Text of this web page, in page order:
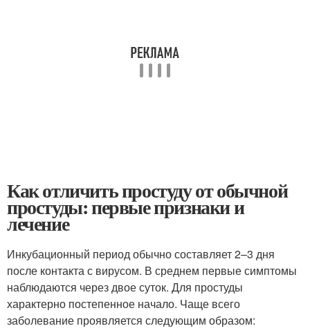
Как отличить простуду от обычной
простуды: первые признаки и
лечение
Инкубационный период обычно составляет 2–3 дня
после контакта с вирусом. В среднем первые симптомы
наблюдаются через двое суток. Для простуды
характерно постепенное начало. Чаще всего
заболевание проявляется следующим образом: